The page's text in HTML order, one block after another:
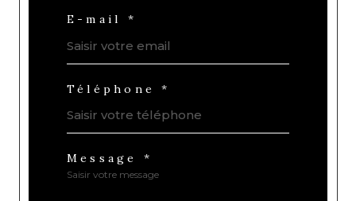
E-mail *
Téléphone *
Message *